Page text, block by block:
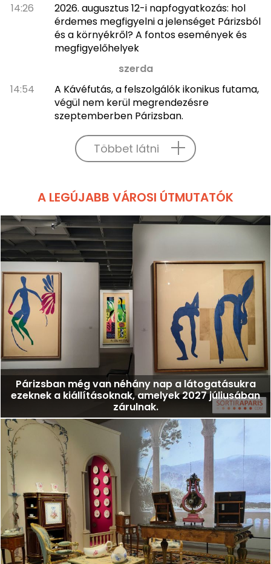
14:26
2026. augusztus 12-i napfogyatkozás: hol
érdemes megfigyelni a jelenséget Párizsból
és a környékről? A fontos események és
megfigyelőhelyek
szerda
14:54
A Kávéfutás, a felszolgálók ikonikus futama,
végül nem kerül megrendezésre
szeptemberben Párizsban.
Többet látni
A LEGÚJABB VÁROSI ÚTMUTATÓK
Párizsban még van néhány nap a látogatásukra
ezeknek a kiállításoknak, amelyek 2027 júliusában
zárulnak.